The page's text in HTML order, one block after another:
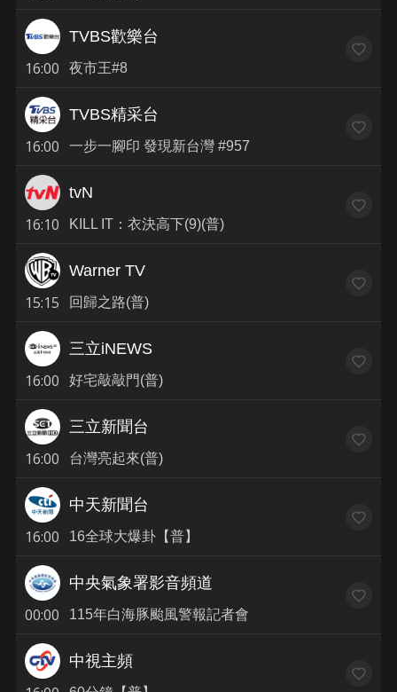
16:00
TVBS歡樂台
夜市王#8
16:00
TVBS精采台
一步一腳印 發現新台灣 #957
16:10
tvN
KILL IT：衣決高下(9)(普)
15:15
Warner TV
回歸之路(普)
16:00
三立iNEWS
好宅敲敲門(普)
16:00
三立新聞台
台灣亮起來(普)
16:00
中天新聞台
16全球大爆卦【普】
00:00
中央氣象署影音頻道
115年白海豚颱風警報記者會
中視主頻